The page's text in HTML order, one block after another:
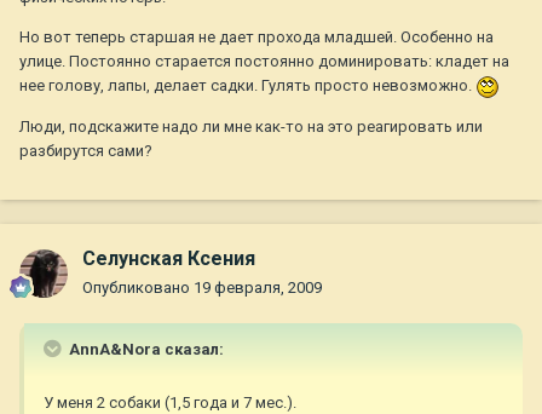
Но вот теперь старшая не дает прохода младшей. Особенно на
улице. Постоянно старается постоянно доминировать: кладет на
нее голову, лапы, делает садки. Гулять просто невозможно.
Люди, подскажите надо ли мне как-то на это реагировать или
разбирутся сами?
Селунская Ксения
Опубликовано 19 февраля, 2009
AnnA&Nora сказал:
У меня 2 собаки (1,5 года и 7 мес.).